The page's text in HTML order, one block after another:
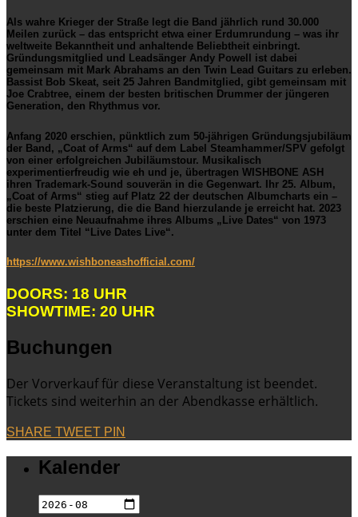
Als wahre Krieger der Straße legt die Band jährlich rund 30.000
Meilen zurück – das entspricht etwa einer Erdumrundung – was ihr
weltweite Bekanntheit und anhaltende Beliebtheit einbringt.
Gründungsmitglied und Leadsänger Andy Powell ist dabei
gemeinsam mit Mark Abrahams an den Twin Lead Guitars zu erleben.
Bassist Bob Skeat, seit 25 Jahren Bandmitglied, gibt gemeinsam mit
Joe Crabtree, einem der besten britischen Drummer der jüngeren
Generation, den Rhythmus vor.
Anfang 2020 erschien, pünktlich zum 50-jährigen Gründungsjubiläum
der Band, „Coat of Arms“ auf dem Label Steamhammer/SPV gefolgt
von einer erfolgreichen Jubiläumstour. Musikalisch
experimentierfreudig wie eh und je, übertragen WISHBONE ASH
ihren Trademark-Sound souverän in die Gegenwart. Ihr 25. Album,
„Coat of Arms“ stieg auf Platz 22 der deutschen Albumcharts ein –
die beste Platzierung, die die Band hierzulande je erreicht hat. 2023
erschien eine Neuaufnahme ihres Albums „Live Dates“ von 1973
unter dem Titel “Live Dates Live“.
https://www.wishboneashofficial.com/
DOORS: 18 UHR
SHOWTIME: 20 UHR
Buchungen
Der Vorverkauf für diese Veranstaltung ist beendet.
Tickets sind weiterhin an der Abendkasse erhältlich.
SHARE TWEET PIN
Kalender